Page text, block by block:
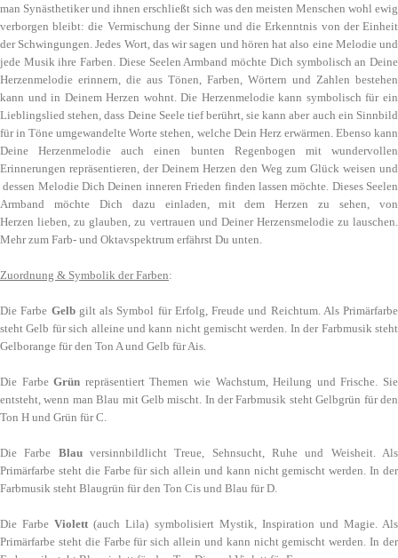
man Synästhetiker und ihnen erschließt sich was den meisten Menschen wohl ewig
verborgen bleibt: die Vermischung der Sinne und die Erkenntnis von der Einheit
der Schwingungen. Jedes Wort, das wir sagen und hören hat also eine Melodie und
jede Musik ihre Farben. Diese Seelen Armband möchte Dich symbolisch an Deine
Herzenmelodie erinnern, die aus Tönen, Farben, Wörtern und Zahlen bestehen
kann und in Deinem Herzen wohnt. Die Herzenmelodie kann symbolisch für ein
Lieblingslied stehen, dass Deine Seele tief berührt, sie kann aber auch ein Sinnbild
für in Töne umgewandelte Worte stehen, welche Dein Herz erwärmen. Ebenso kann
Deine Herzenmelodie auch einen bunten Regenbogen mit wundervollen
Erinnerungen repräsentieren, der Deinem Herzen den Weg zum Glück weisen und
dessen Melodie Dich Deinen inneren Frieden finden lassen möchte. Dieses Seelen
Armband möchte Dich dazu einladen, mit dem Herzen zu sehen, von
Herzen lieben, zu glauben, zu vertrauen und Deiner Herzensmelodie zu lauschen.
Mehr zum Farb- und Oktavspektrum erfährst Du unten.
Zuordnung & Symbolik der Farben:
Die Farbe Gelb gilt als Symbol für Erfolg, Freude und Reichtum. Als Primärfarbe
steht Gelb für sich alleine und kann nicht gemischt werden. In der Farbmusik steht
Gelborange für den Ton A und Gelb für Ais.
Die FarbeGrün repräsentiert Themen wie Wachstum, Heilung und Frische. Sie
entsteht, wenn man Blau mit Gelb mischt. In der Farbmusik steht Gelbgrün für den
Ton H und Grün für C.
Die Farbe Blauversinnbildlicht Treue, Sehnsucht, Ruhe und Weisheit. Als
Primärfarbe steht die Farbe für sich allein und kann nicht gemischt werden. In der
Farbmusik steht Blaugrün für den Ton Cis und Blau für D.
Die FarbeViolett(auch Lila) symbolisiert Mystik, Inspiration und Magie. Als
Primärfarbe steht die Farbe für sich allein und kann nicht gemischt werden. In der